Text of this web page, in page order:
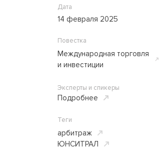
Дата
14 февраля 2025
Повестка
Международная торговля
и инвестиции
Эксперты и спикеры
Подробнее
Теги
арбитраж
ЮНСИТРАЛ